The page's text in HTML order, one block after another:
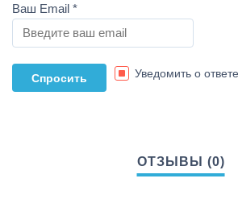
Ваш Email *
Уведомить о ответе.